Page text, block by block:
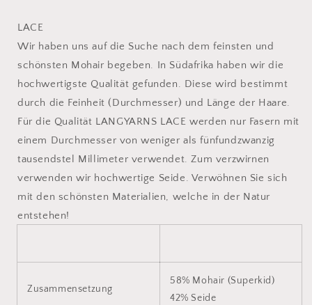
LACE
Wir haben uns auf die Suche nach dem feinsten und
schönsten Mohair begeben. In Südafrika haben wir die
hochwertigste Qualität gefunden. Diese wird bestimmt
durch die Feinheit (Durchmesser) und Länge der Haare.
Für die Qualität LANGYARNS LACE werden nur Fasern mit
einem Durchmesser von weniger als fünfundzwanzig
tausendstel Millimeter verwendet. Zum verzwirnen
verwenden wir hochwertige Seide. Verwöhnen Sie sich
mit den schönsten Materialien, welche in der Natur
entstehen!
Zusammensetzung
58% Mohair (Superkid)
42% Seide